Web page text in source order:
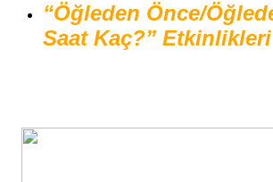
“Öğleden Önce/
Saat Kaç?” Etkinlikleri